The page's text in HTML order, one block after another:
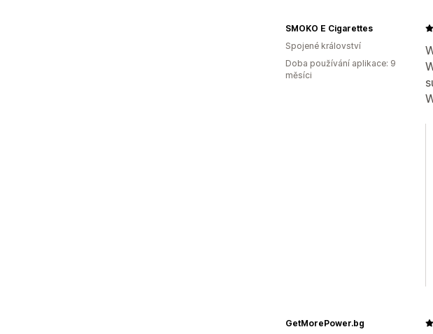
SMOKO E Cigarettes
Spojené království
Doba používání aplikace: 9
měsíci
GetMorePower.bg